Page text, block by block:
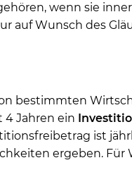
wenn sie
auf Wunsch des
bestimmten
Jahren ein
ist
ergeben. Für